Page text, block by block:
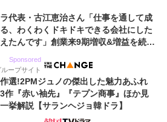
代表・古江恵治さん「仕事を通して成
、わくわくドキドキできる会社にした
たんです」創業来9期増収&増益を続け
Sponsored
ープサイト
選!2PMジュノの傑出した魅力あふれ
作『赤い袖先』『テプン商事』ほか見
挙解説【サランヘジョ韓ドラ】